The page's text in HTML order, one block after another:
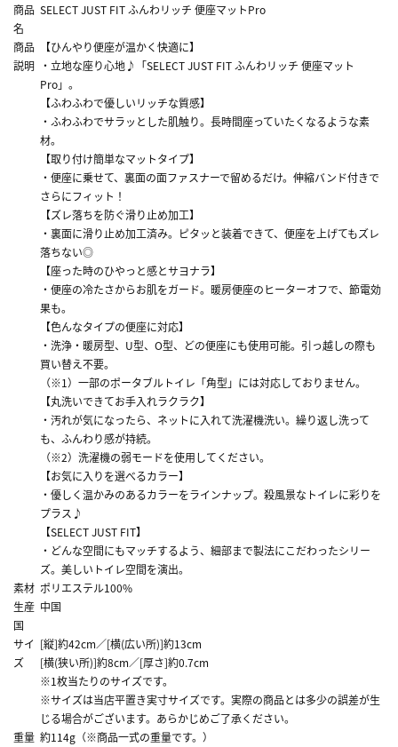
商品
名
SELECT JUST FIT ふんわリッチ 便座マットPro
商品
説明
【ひんやり便座が温かく快適に】
・立地な座り心地♪「SELECT JUST FIT ふんわリッチ 便座マット
Pro」。
【ふわふわで優しいリッチな質感】
・ふわふわでサラッとした肌触り。長時間座っていたくなるような素
材。
【取り付け簡単なマットタイプ】
・便座に乗せて、裏面の面ファスナーで留めるだけ。伸縮バンド付きで
さらにフィット！
【ズレ落ちを防ぐ滑り止め加工】
・裏面に滑り止め加工済み。ピタッと装着できて、便座を上げてもズレ
落ちない◎
【座った時のひやっと感とサヨナラ】
・便座の冷たさからお肌をガード。暖房便座のヒーターオフで、節電効
果も。
【色んなタイプの便座に対応】
・洗浄・暖房型、U型、O型、どの便座にも使用可能。引っ越しの際も
買い替え不要。
（※1）一部のポータブルトイレ「角型」には対応しておりません。
【丸洗いできてお手入れラクラク】
・汚れが気になったら、ネットに入れて洗濯機洗い。繰り返し洗って
も、ふんわり感が持続。
（※2）洗濯機の弱モードを使用してください。
【お気に入りを選べるカラー】
・優しく温かみのあるカラーをラインナップ。殺風景なトイレに彩りを
プラス♪
【SELECT JUST FIT】
・どんな空間にもマッチするよう、細部まで製法にこだわったシリー
ズ。美しいトイレ空間を演出。
素材 ポリエステル100%
生産
国
中国
サイ
ズ
[縦]約42cm／[横(広い所)]約13cm
[横(狭い所)]約8cm／[厚さ]約0.7cm
※1枚当たりのサイズです。
※サイズは当店平置き実寸サイズです。実際の商品とは多少の誤差が生
じる場合がございます。あらかじめご了承ください。
重量 約114g（※商品一式の重量です。）